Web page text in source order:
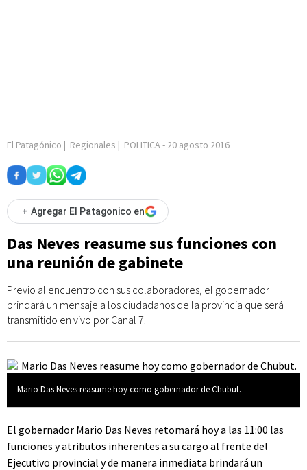
El Patagónico | Regionales | POLITICA- 20 agosto 2016
+ Agregar El Patagonico en
Das Neves reasume sus funciones con
una reunión de gabinete
Previo al encuentro con sus colaboradores, el gobernador
brindará un mensaje a los ciudadanos de la provincia que será
transmitido en vivo por Canal 7.
Mario Das Neves reasume hoy como gobernador de Chubut.
El gobernador Mario Das Neves retomará hoy a las 11:00 las
funciones y atributos inherentes a su cargo al frente del
Ejecutivo provincial y de manera inmediata brindará un